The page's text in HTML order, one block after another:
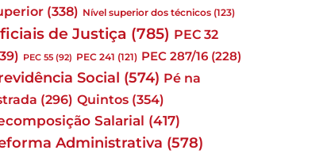
(338) Nível superior dos técnicos (123)
de Justiça (785) PEC 32
PEC 55 (92) PEC 241 (121) PEC 287/16 (228)
Social (574) Pé na
(296) Quintos (354)
Salarial (417)
Administrativa (578)